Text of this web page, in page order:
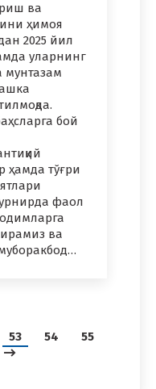
ва
ҳимоя
2025 йил
уларнинг
мунтазам
бой
ҳамда тўғри
фаол
ва
53 54
55